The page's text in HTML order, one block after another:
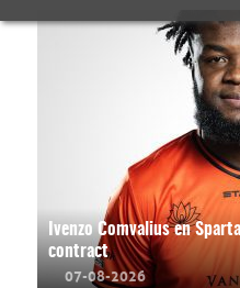
Ivenzo Comvalius en
contract
07-08-2026